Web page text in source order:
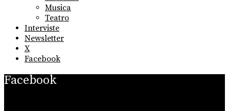
Musica
Teatro
Interviste
Newsletter
X
Facebook
Facebook